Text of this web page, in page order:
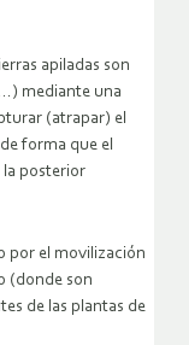
apiladas son
mediante una
(atrapar) el
forma que el
la posterior
por el movilización
(donde son
de las plantas de